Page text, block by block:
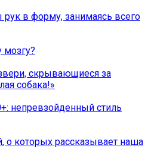
в форму, занимаясь всего
мозгу?
скрывающиеся за
собака!»
непревзойденный стиль
о которых рассказывает наша